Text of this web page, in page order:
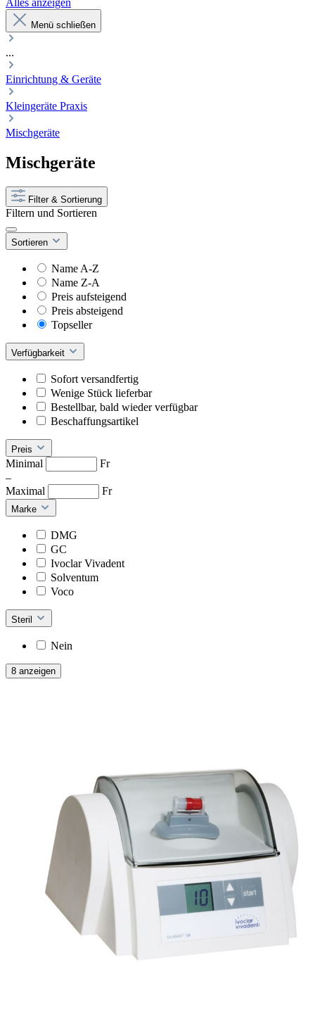
Alles anzeigen
Menü schließen
...
Einrichtung & Geräte
Kleingeräte Praxis
Mischgeräte
Mischgeräte
Filter & Sortierung
Filtern und Sortieren
Sortieren
Name A-Z
Name Z-A
Preis aufsteigend
Preis absteigend
Topseller
Verfügbarkeit
Sofort versandfertig
Wenige Stück lieferbar
Bestellbar, bald wieder verfügbar
Beschaffungsartikel
Preis
Minimal
Fr
–
Maximal
Fr
Marke
DMG
GC
Ivoclar Vivadent
Solventum
Voco
Steril
Nein
8 anzeigen